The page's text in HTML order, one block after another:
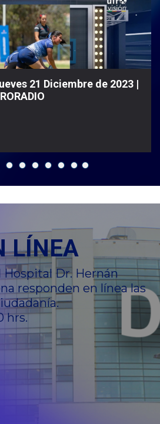
21 Diciembre de 2023 |
LÍNEA
Hospital Dr. Hernán
responden en línea las
hrs.